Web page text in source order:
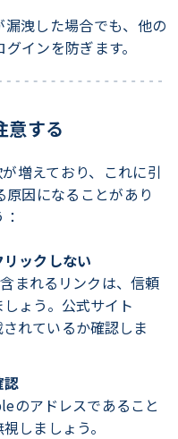
洩した場合でも、他の
インを防ぎます。
意する
増えており、これに引
因になることがあり
ックしない
まれるリンクは、信頼
ょう。公式サイト
れているか確認しま
認
のアドレスであること
しましょう。